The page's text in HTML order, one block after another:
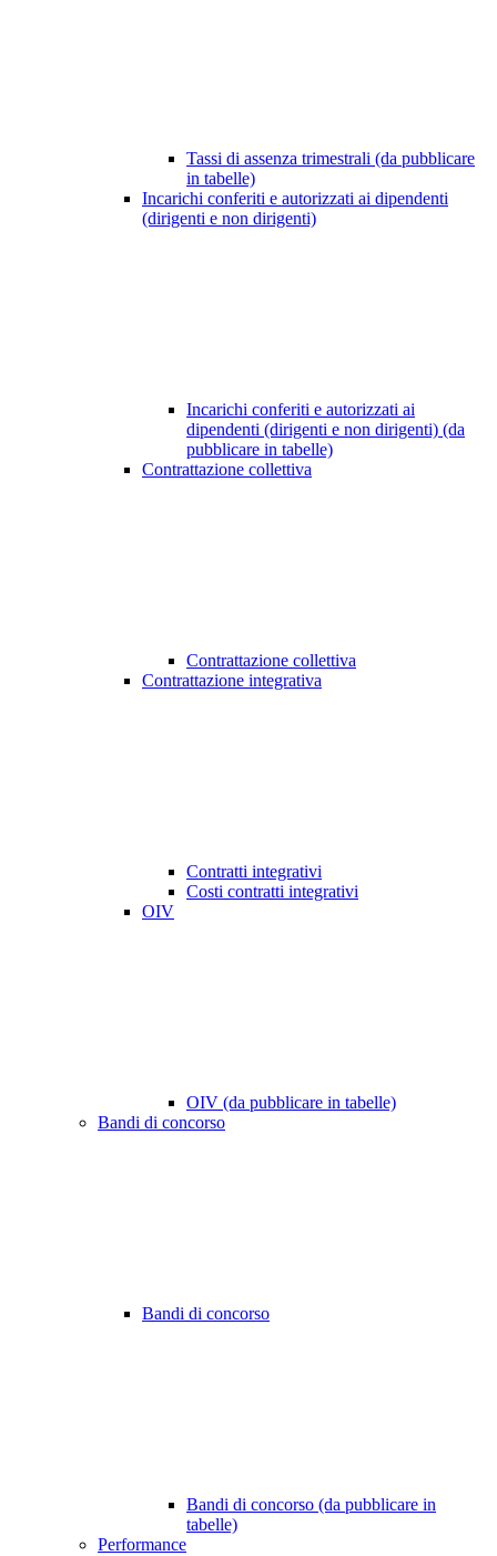
Tassi di assenza trimestrali (da pubblicare
in tabelle)
Incarichi conferiti e autorizzati ai dipendenti
(dirigenti e non dirigenti)
Incarichi conferiti e autorizzati ai
dipendenti (dirigenti e non dirigenti) (da
pubblicare in tabelle)
Contrattazione collettiva
Contrattazione collettiva
Contrattazione integrativa
Contratti integrativi
Costi contratti integrativi
OIV
OIV (da pubblicare in tabelle)
Bandi di concorso
Bandi di concorso
Bandi di concorso (da pubblicare in
tabelle)
Performance